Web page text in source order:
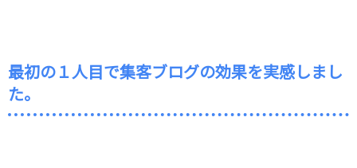
最初の１人目で集客ブログの効果を実感しまし
た。